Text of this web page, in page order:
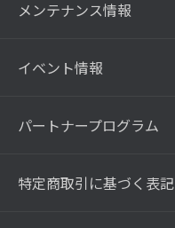
メンテナンス情報
イベント情報
パートナープログラム
特定商取引に基づく表記